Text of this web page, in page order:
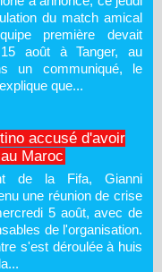
du match amical
première devait
août à Tanger, au
un communiqué, le
que...
accusé d'avoir
Maroc
de la Fifa, Gianni
une réunion de crise
5 août, avec de
de l'organisation.
s'est déroulée à huis